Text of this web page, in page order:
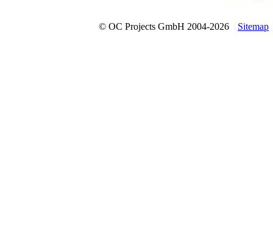
© OC Projects GmbH 2004-2026 Sitemap